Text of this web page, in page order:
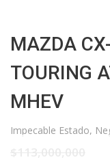
MAZDA
TOURING
MHEV
Impecable Estado,